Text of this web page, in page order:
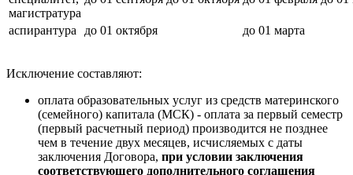
магистратура
аспирантура до 01 октября до 01 марта
Исключение составляют:
оплата образовательных услуг из средств материнского
(семейного) капитала (МСК) - оплата за первый семестр
(первый расчетный период) производится не позднее
чем в течение двух месяцев, исчисляемых с даты
заключения Договора, при условии заключения
соответствующего дополнительного соглашения